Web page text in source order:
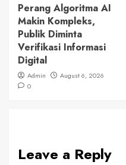
Perang Algoritma AI
Makin Kompleks,
Publik Diminta
Verifikasi Informasi
Digital
Admin
August 6, 2026
0
Leave a Reply